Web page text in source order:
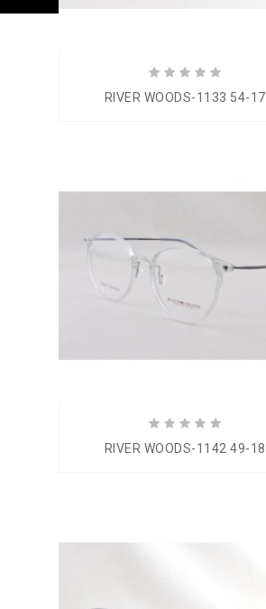
RIVER WOODS-1133 54-17
RIVER WOODS-1142 49-18